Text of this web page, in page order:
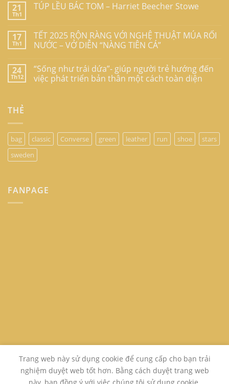
21
Th1
TÚP LỀU BÁC TOM – Harriet Beecher Stowe
17
Th1
TẾT 2025 RỘN RÀNG VỚI NGHỆ THUẬT MÚA RỐI
NƯỚC – VỞ DIỄN “NÀNG TIÊN CÁ”
24
Th12
“Sống như trái dứa”- giúp người trẻ hướng đến
việc phát triển bản thân một cách toàn diện
THẺ
bag classic Converse green leather run shoe
stars
sweden
FANPAGE
Trang web này sử dụng cookie để cung cấp cho bạn trải
nghiệm duyệt web tốt hơn. Bằng cách duyệt trang web